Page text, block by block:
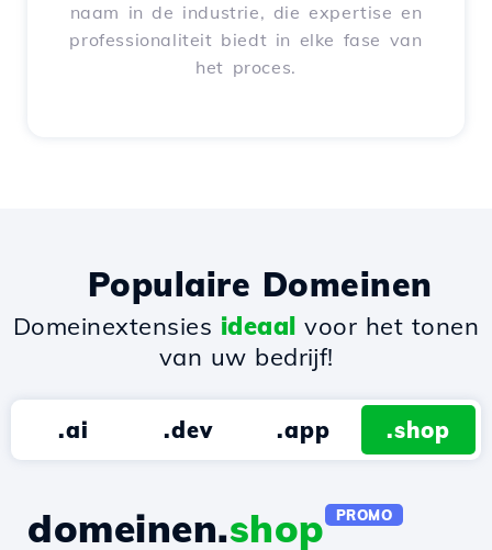
naam in de industrie, die expertise en
professionaliteit biedt in elke fase van
het proces.
Populaire Domeinen
Domeinextensies ideaal voor het tonen
van uw bedrijf!
.ai .dev .app .shop
domeinen.shop PROMO